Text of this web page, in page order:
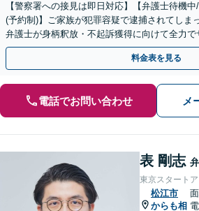
【警察署への接見は即日対応】【弁護士待機
(予約制)】ご家族が犯罪容疑で逮捕されてしま
弁護士が身柄釈放・不起訴獲得に向けて全力
月100名以上の相談実績】【全国対応】
料金表を見る
電話でお問い合わせ メ
表 剛志
東京スタート
松江市
からも相